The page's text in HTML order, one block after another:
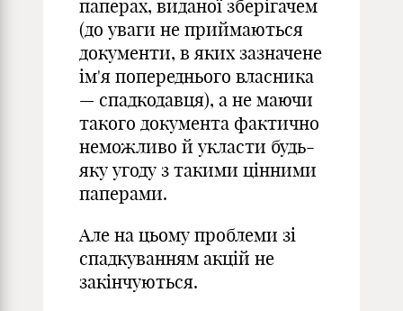
паперах, виданої зберігачем
(до уваги не приймаються
документи, в яких зазначене
ім'я попереднього власника
— спадкодавця), а не маючи
такого документа фактично
неможливо й укласти будь-
яку угоду з такими цінними
паперами.
Але на цьому проблеми зі
спадкуванням акцій не
закінчуються.